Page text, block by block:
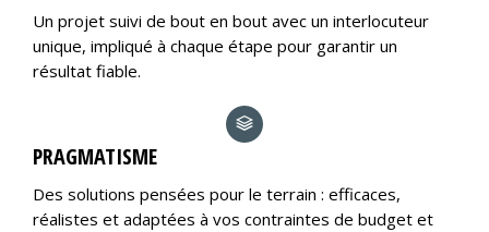
Un projet suivi de bout en bout avec un interlocuteur
unique, impliqué à chaque étape pour garantir un
résultat fiable.
PRAGMATISME
Des solutions pensées pour le terrain : efficaces,
réalistes et adaptées à vos contraintes de budget et